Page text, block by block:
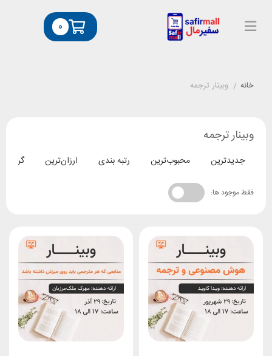
0
خانه / وبینار ترجمه
وبینار ترجمه
جدیدترین محبوب‌ترین رتبه بندی ارزان‌ترین
فقط موجود ها: